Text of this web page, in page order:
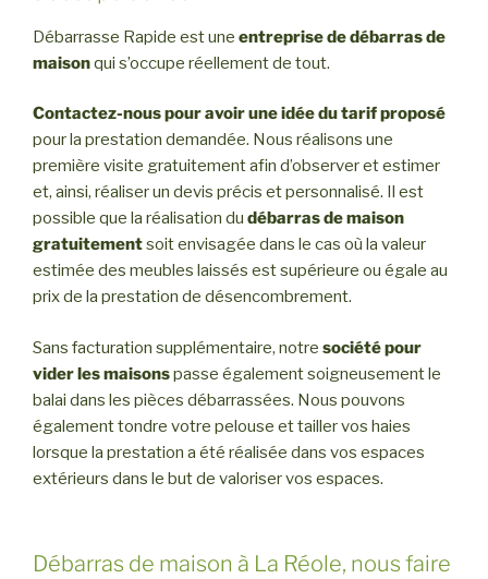
Débarrasse Rapide est une entreprise dedébarras de
maisonqui s’occupe réellement de tout.
Contactez-nous pour avoir une idée du tarif proposé
pour la prestation demandée. Nous réalisons une
première visite gratuitement afin d’observer et estimer
et, ainsi, réaliser un devis précis et personnalisé. Il est
possible que la réalisation du débarras de maison
gratuitementsoit envisagée dans le cas où la valeur
estimée des meubles laissés est supérieure ou égale au
prix de la prestation de désencombrement.
Sans facturation supplémentaire, notre société pour
vider les maisonspasse également soigneusement le
balai dans les pièces débarrassées. Nous pouvons
également tondre votre pelouse et tailler vos haies
lorsque la prestation a été réalisée dans vos espaces
extérieurs dans le but de valoriser vos espaces.
Débarras de maison à La Réole, nous faire